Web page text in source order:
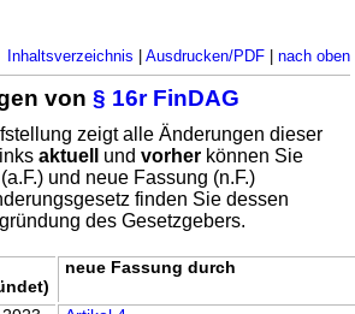
Inhaltsverzeichnis Ausdrucken/PDF| nach oben
von§ 16r FinDAG
zeigt alle Änderungen dieser
aktuell undvorher können Sie
und neue Fassung (n.F.)
finden Sie dessen
des Gesetzgebers.
neue Fassung durch